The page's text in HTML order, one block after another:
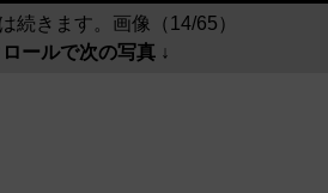
続きます。画像（14/65）
ロールで次の写真 ↓